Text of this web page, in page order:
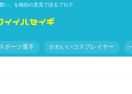
い」を独自の意見で語るブログ
ポーツ選手 かわいいコスプレイヤー